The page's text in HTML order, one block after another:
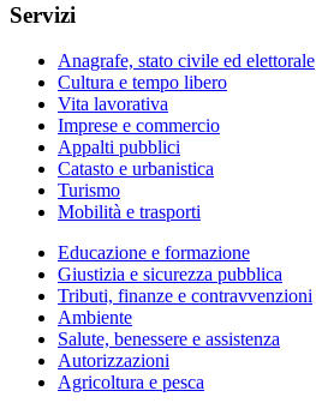
Servizi
Anagrafe, stato civile ed elettorale
Cultura e tempo libero
Vita lavorativa
Imprese e commercio
Appalti pubblici
Catasto e urbanistica
Turismo
Mobilità e trasporti
Educazione e formazione
Giustizia e sicurezza pubblica
Tributi, finanze e contravvenzioni
Ambiente
Salute, benessere e assistenza
Autorizzazioni
Agricoltura e pesca